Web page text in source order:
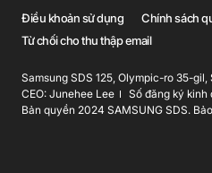
Samsung SDS 125, Olympic-ro 35-
CEO: Junehee Lee
Số đăng ký kinh
Bản quyền 2024 SAMSUNG SDS.
Điều khoản sử dụng
Chính sách
Từ chối cho thu thập email